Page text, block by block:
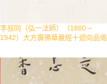
李叔同（弘一法師）（1880－
1942）大方廣佛華嚴經十迴向品偈